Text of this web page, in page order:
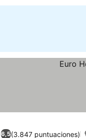
6,5(3.847 puntuaciones)